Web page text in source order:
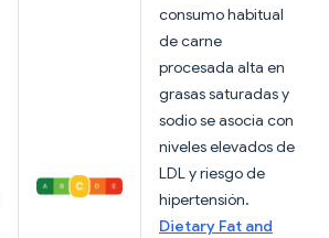
consumo habitual
de carne
procesada alta en
grasas saturadas y
sodio se asocia con
niveles elevados de
LDL y riesgo de
hipertensión.
Dietary Fat and